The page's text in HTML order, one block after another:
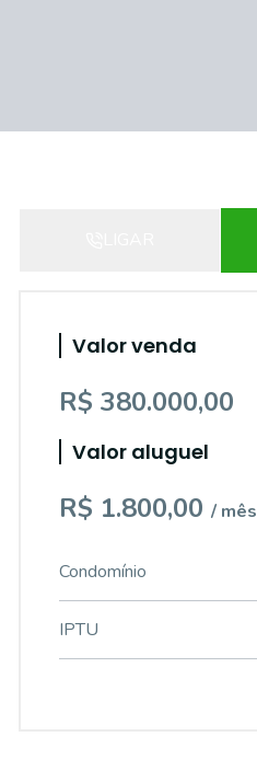
Valor venda
R$ 380.000,00
Valor aluguel
R$ 1.800,00 / mês
Condomínio
IPTU